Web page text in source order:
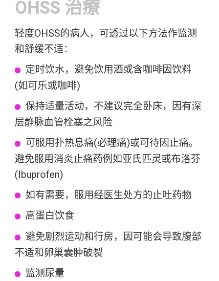
OHSS 治療
轻度OHSS的病人，可透过以下方法作监测
和舒缓不适：
定时饮水，避免饮用酒或含咖啡因饮料
(如可乐或咖啡)
保持适量活动，不建议完全卧床，因有深
层静脉血管栓塞之风险
可服用扑热息痛(必理痛)或可待因止痛。
避免服用消炎止痛药例如亚氏匹灵或布洛芬
(Ibuprofen)
如有需要，服用经医生处方的止吐药物
高蛋白饮食
避免剧烈运动和行房，因可能会导致腹部
不适和卵巢囊肿破裂
监测尿量